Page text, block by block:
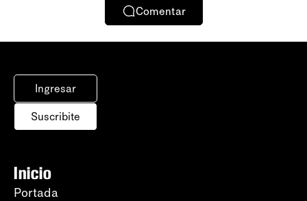
Comentar
Ingresar
Suscribite
Inicio
Portada